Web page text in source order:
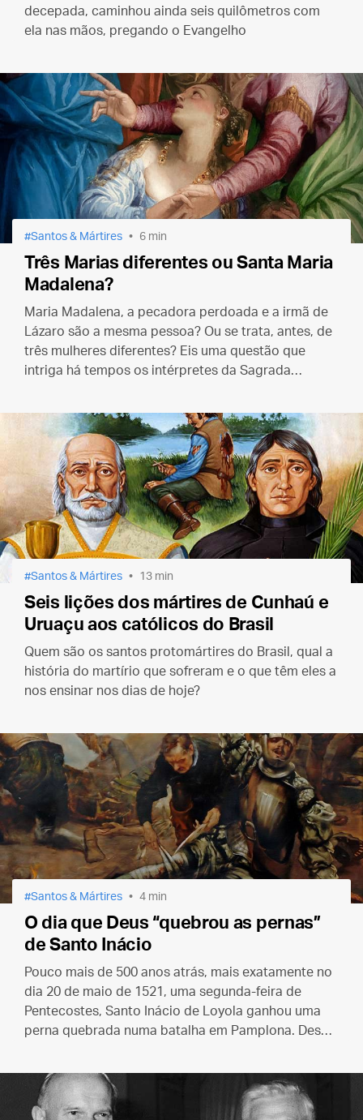
decepada, caminhou ainda seis quilômetros com
ela nas mãos, pregando o Evangelho
Santos & Mártires 6 min
Três Marias diferentes ou Santa Maria
Madalena?
Maria Madalena, a pecadora perdoada e a irmã de
Lázaro são a mesma pessoa? Ou se trata, antes, de
três mulheres diferentes? Eis uma questão que
intriga há tempos os intérpretes da Sagrada
Santos & Mártires 13 min
Seis lições dos mártires de Cunhaú e
Uruaçu aos católicos do Brasil
Quem são os santos protomártires do Brasil, qual a
história do martírio que sofreram e o que têm eles a
nos ensinar nos dias de hoje?
Santos & Mártires 4 min
O dia que Deus “quebrou as pernas”
de Santo Inácio
Pouco mais de 500 anos atrás, mais exatamente no
dia 20 de maio de 1521, uma segunda-feira de
Pentecostes, Santo Inácio de Loyola ganhou uma
perna quebrada numa batalha em Pamplona. Desde